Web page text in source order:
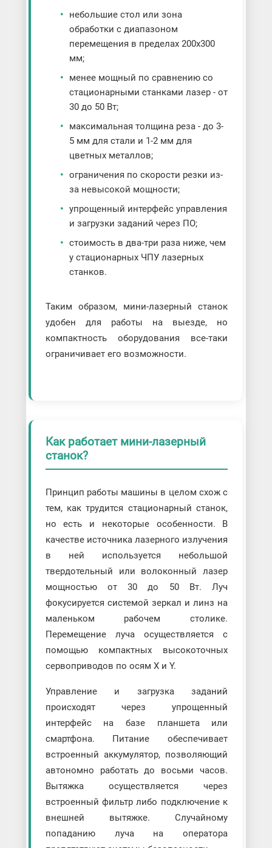
небольшие стол или зона
обработки с диапазоном
перемещения в пределах 200x300
мм;
менее мощный по сравнению со
стационарными станками лазер - от
30 до 50 Вт;
максимальная толщина реза - до 3-
5 мм для стали и 1-2 мм для
цветных металлов;
ограничения по скорости резки из-
за невысокой мощности;
упрощенный интерфейс управления
и загрузки заданий через ПО;
стоимость в два-три раза ниже, чем
у стационарных ЧПУ лазерных
станков.
Таким образом, мини-лазерный станок
удобен для работы на выезде, но
компактность оборудования все-таки
ограничивает его возможности.
Как работает мини-лазерный
станок?
Принцип работы машины в целом схож с
тем, как трудится стационарный станок,
но есть и некоторые особенности. В
качестве источника лазерного излучения
в ней используется небольшой
твердотельный или волоконный лазер
мощностью от 30 до 50 Вт. Луч
фокусируется системой зеркал и линз на
маленьком рабочем столике.
Перемещение луча осуществляется с
помощью компактных высокоточных
сервоприводов по осям X и Y.
Управление и загрузка заданий
происходят через упрощенный
интерфейс на базе планшета или
смартфона. Питание обеспечивает
встроенный аккумулятор, позволяющий
автономно работать до восьми часов.
Вытяжка осуществляется через
встроенный фильтр либо подключение к
внешней вытяжке. Случайному
попаданию луча на оператора